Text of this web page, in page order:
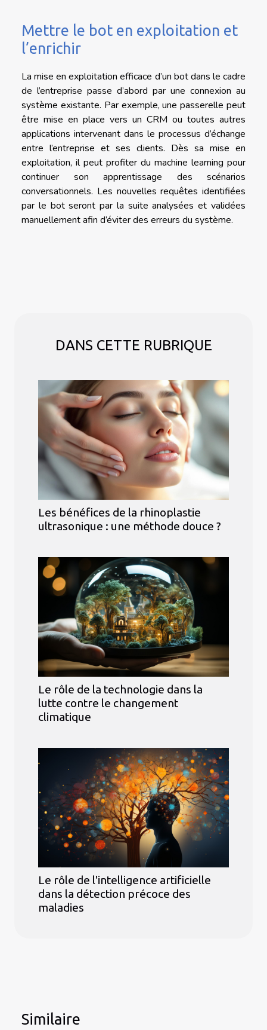
Mettre le bot en exploitation et
l’enrichir
La mise en exploitation efficace d’un bot dans le cadre
de l’entreprise passe d’abord par une connexion au
système existante. Par exemple, une passerelle peut
être mise en place vers un CRM ou toutes autres
applications intervenant dans le processus d’échange
entre l’entreprise et ses clients. Dès sa mise en
exploitation, il peut profiter du machine learning pour
continuer son apprentissage des scénarios
conversationnels. Les nouvelles requêtes identifiées
par le bot seront par la suite analysées et validées
manuellement afin d’éviter des erreurs du système.
DANS CETTE RUBRIQUE
Les bénéfices de la rhinoplastie
ultrasonique : une méthode douce ?
Le rôle de la technologie dans la
lutte contre le changement
climatique
Le rôle de l'intelligence artificielle
dans la détection précoce des
maladies
Similaire